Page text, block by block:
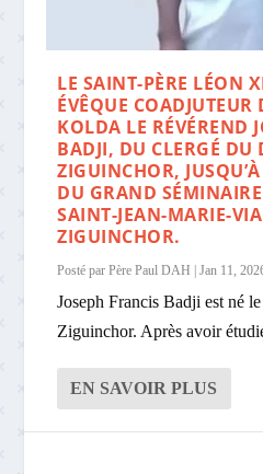
LE SAINT-PÈRE LÉON
ÉVÊQUE COADJUTEUR
KOLDA LE RÉVÉREND
BADJI, DU CLERGÉ DU
ZIGUINCHOR,
DU GRAND
SAINT-JEAN-MARIE-
ZIGUINCHOR.
Posté parPère Paul DAH |Jan 11,
Joseph Francis Badji est né
Ziguinchor. Après avoir
EN SAVOIR PLUS